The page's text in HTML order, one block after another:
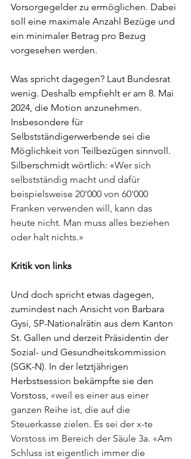
Vorsorgegelder zu ermöglichen. Dabei
soll eine maximale Anzahl Bezüge und
ein minimaler Betrag pro Bezug
vorgesehen werden.
Was spricht dagegen? Laut Bundesrat
wenig. Deshalb empfiehlt er am 8. Mai
2024, die Motion anzunehmen.
Insbesondere für
Selbstständigerwerbende sei die
Möglichkeit von Teilbezügen sinnvoll.
Silberschmidt wörtlich: «Wer sich
selbstständig macht und dafür
beispielsweise 20'000 von 60'000
Franken verwenden will, kann das
heute nicht. Man muss alles beziehen
oder halt nichts.»
Kritik von links
Und doch spricht etwas dagegen,
zumindest nach Ansicht von Barbara
Gysi, SP-Nationalrätin aus dem Kanton
St. Gallen und derzeit Präsidentin der
Sozial- und Gesundheitskommission
(SGK-N). In der letztjährigen
Herbstsession bekämpfte sie den
Vorstoss, «weil es einer aus einer
ganzen Reihe ist, die auf die
Steuerkasse zielen. Es sei der x-te
Vorstoss im Bereich der Säule 3a. «Am
Schluss ist eigentlich immer die